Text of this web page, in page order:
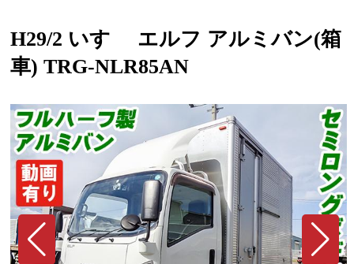
H29/2 いすゞ エルフ アルミバン(箱
車) TRG-NLR85AN